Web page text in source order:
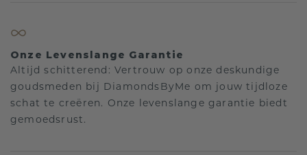
Onze Levenslange Garantie
Altijd schitterend: Vertrouw op onze deskundige
goudsmeden bij DiamondsByMe om jouw tijdloze
schat te creëren. Onze levenslange garantie biedt
gemoedsrust.